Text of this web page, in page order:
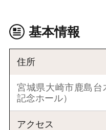
基本情報
住所
宮城県大崎市鹿島台
記念ホール）
アクセス